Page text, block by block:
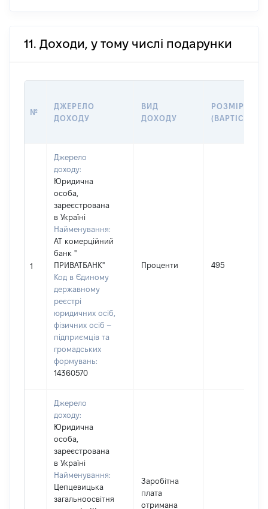
11. Доходи, у тому числі подарунки
№
ДЖЕРЕЛО
ДОХОДУ
ВИД
ДОХОДУ
РОЗМІР
(ВАРТІСТЬ)
1
Джерело
доходу:
Юридична
особа,
зареєстрована
в Україні
Найменування:
АТ комерційний
банк "
ПРИВАТБАНК"
Код в Єдиному
державному
реєстрі
юридичних осіб,
фізичних осіб –
підприємців та
громадських
формувань:
14360570
Проценти 495
Джерело
доходу:
Юридична
особа,
зареєстрована
в Україні
Найменування:
Цепцевицька
загальноосвітня
Заробітна
плата
отримана